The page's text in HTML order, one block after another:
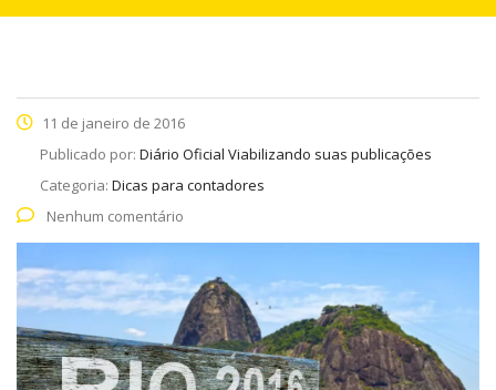
11 de janeiro de 2016
Publicado por: Diário Oficial Viabilizando suas publicações
Categoria: Dicas para contadores
Nenhum comentário